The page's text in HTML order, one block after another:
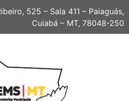
525 – Sala 411 – Paiaguás,
Cuiabá – MT, 78048-250